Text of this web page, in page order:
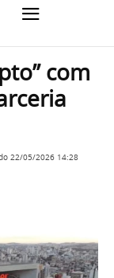
com
22/05/2026 14:28